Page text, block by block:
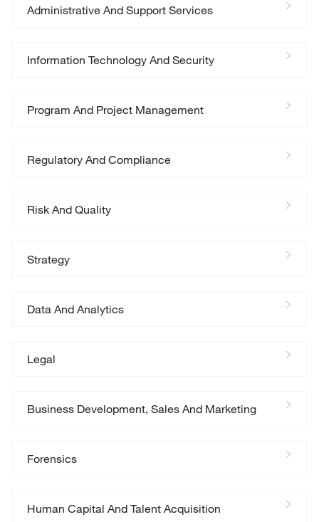
Administrative And Support Services
Information Technology And Security
Program And Project Management
Regulatory And Compliance
Risk And Quality
Strategy
Data And Analytics
Legal
Business Development, Sales And Marketing
Forensics
Human Capital And Talent Acquisition